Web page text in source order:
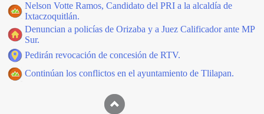
Nelson Votte Ramos, Candidato del PRI a la alcaldía de
Ixtaczoquitlán.
Denuncian a policías de Orizaba y a Juez Calificador ante MP
Sur.
Pedirán revocación de concesión de RTV.
Continúan los conflictos en el ayuntamiento de Tlilapan.